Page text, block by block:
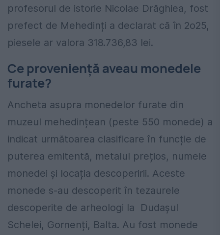
profesorul de istorie Nicolae Drăghiea, fost
prefect de Mehedinți a declarat că în 2o25,
piesele ar valora 318.736,83 lei.
Ce proveniență aveau monedele
furate?
Ancheta asupra monedelor furate din
muzeul mehedințean (peste 550 monede) a
indicat următoarea clasificare în funcție de
puterea emitentă, metalul prețios, numele
monedei și locația descoperirii. Aceste
monede s-au descoperit în tezaurele
descoperite de arheologi la Dudașul
Schelei, Gornenți, Balta. Au fost monede